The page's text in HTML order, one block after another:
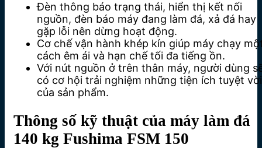
Đèn thông báo trạng thái, hiển thị kết nối
nguồn, đèn báo máy đang làm đá, xả đá hay
gặp lỗi nên dừng hoạt động.
Cơ chế vận hành khép kín giúp máy chạy
cách êm ái và hạn chế tối đa tiếng ồn.
Với nút nguồn ở trên thân máy, người dùng
có cơ hội trải nghiệm những tiện ích tuyệt vời
của sản phẩm.
Thông số kỹ thuật của máy làm đá
140 kg Fushima FSM 150